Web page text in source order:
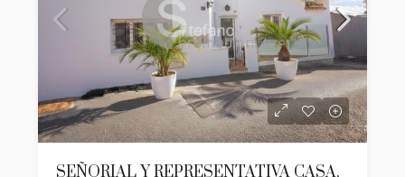
SEÑORIAL Y REPRESENTATIVA CASA,